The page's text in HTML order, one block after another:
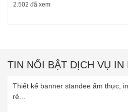
2.502 đã xem
TIN NỔI BẬT DỊCH VỤ IN
Thiết kế banner standee ẩm thực,
rẻ...